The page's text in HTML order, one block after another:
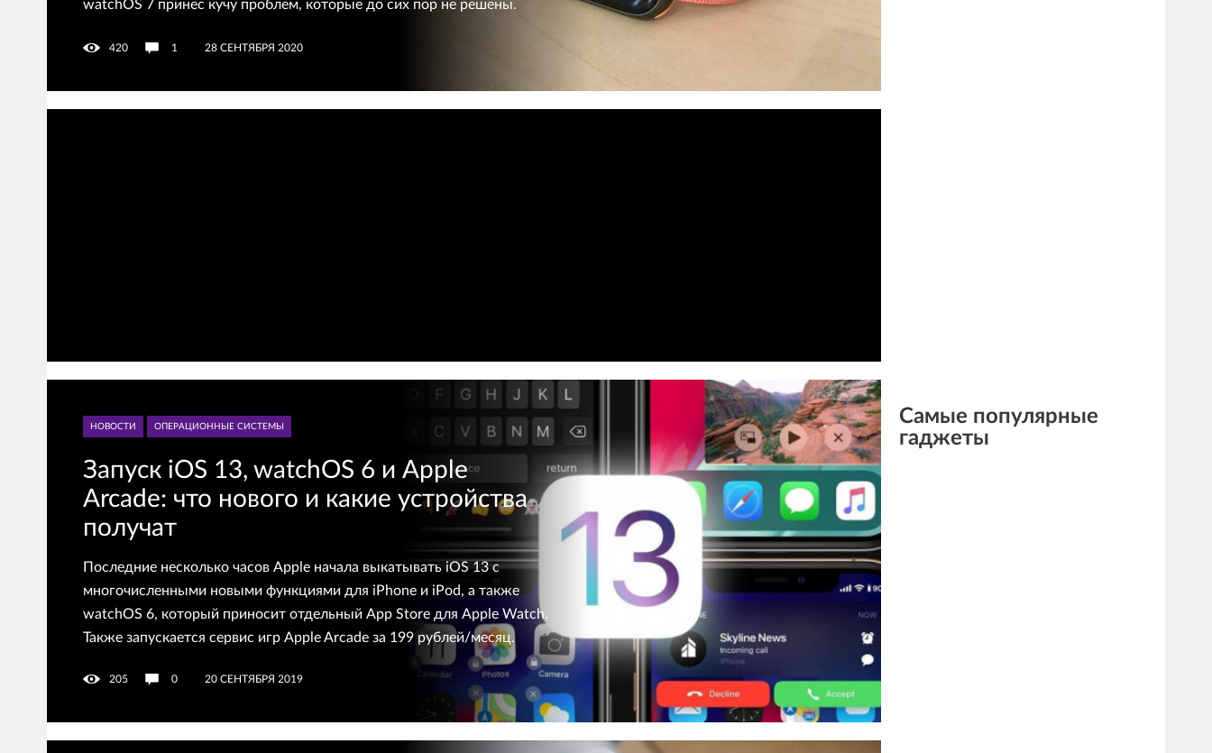
watchOS 7 принес кучу проблем, которые до сих пор не решены.
420 1 28 СЕНТЯБРЯ 2020
НОВОСТИ ОПЕРАЦИОННЫЕ СИСТЕМЫ
Запуск iOS 13, watchOS 6 и Apple
Arcade: что нового и какие устройства
получат
Последние несколько часов Apple начала выкатывать iOS 13 с
многочисленными новыми функциями для iPhone и iPod, а также
watchOS 6, который приносит отдельный App Store для Apple Watch.
Также запускается сервис игр Apple Arcade за 199 рублей/месяц.
205 0 20 СЕНТЯБРЯ 2019
Самые популярные
гаджеты